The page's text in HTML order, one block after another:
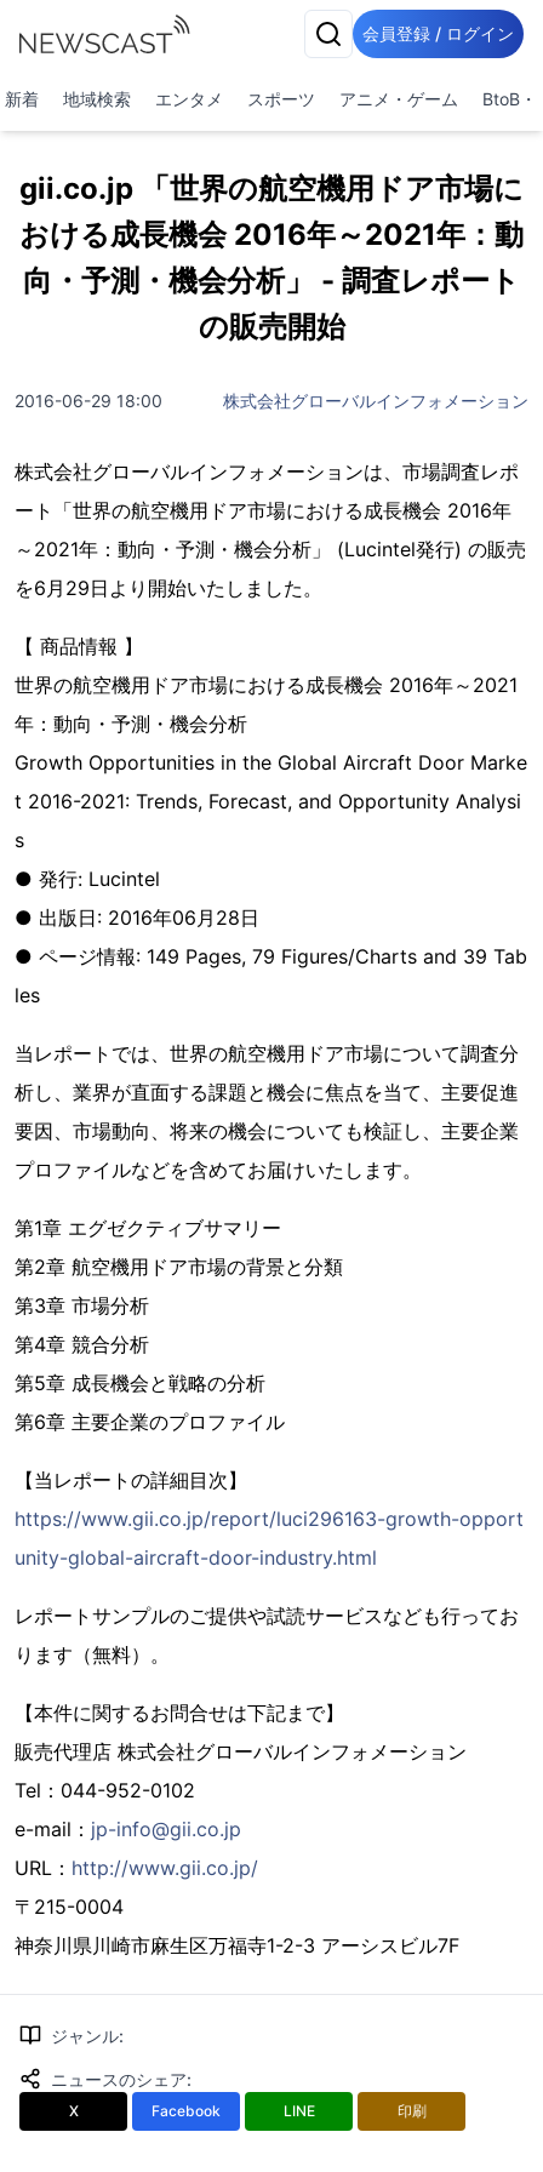
会員登録 / ログイン
新着 地域検索 エンタメ スポーツ アニメ・ゲーム BtoB・
gii.co.jp 「世界の航空機用ドア市場に
おける成長機会 2016年～2021年：動
向・予測・機会分析」 - 調査レポート
の販売開始
2016-06-29 18:00 株式会社グローバルインフォメーション
株式会社グローバルインフォメーションは、市場調査レポ
ート「世界の航空機用ドア市場における成長機会 2016年
～2021年：動向・予測・機会分析」 (Lucintel発行) の販売
を6月29日より開始いたしました。
【 商品情報 】
世界の航空機用ドア市場における成長機会 2016年～2021
年：動向・予測・機会分析
Growth Opportunities in the Global Aircraft Door Marke
t 2016-2021: Trends, Forecast, and Opportunity Analysi
s
● 発行: Lucintel
● 出版日: 2016年06月28日
● ページ情報: 149 Pages, 79 Figures/Charts and 39 Tab
les
当レポートでは、世界の航空機用ドア市場について調査分
析し、業界が直面する課題と機会に焦点を当て、主要促進
要因、市場動向、将来の機会についても検証し、主要企業
プロファイルなどを含めてお届けいたします。
第1章 エグゼクティブサマリー
第2章 航空機用ドア市場の背景と分類
第3章 市場分析
第4章 競合分析
第5章 成長機会と戦略の分析
第6章 主要企業のプロファイル
【当レポートの詳細目次】
https://www.gii.co.jp/report/luci296163-growth-opport
unity-global-aircraft-door-industry.html
レポートサンプルのご提供や試読サービスなども行ってお
ります（無料）。
【本件に関するお問合せは下記まで】
販売代理店 株式会社グローバルインフォメーション
Tel：044-952-0102
e-mail： jp-info@gii.co.jp
URL： http://www.gii.co.jp/
〒215-0004
神奈川県川崎市麻生区万福寺1-2-3 アーシスビル7F
ジャンル:
ニュースのシェア:
X Facebook LINE 印刷